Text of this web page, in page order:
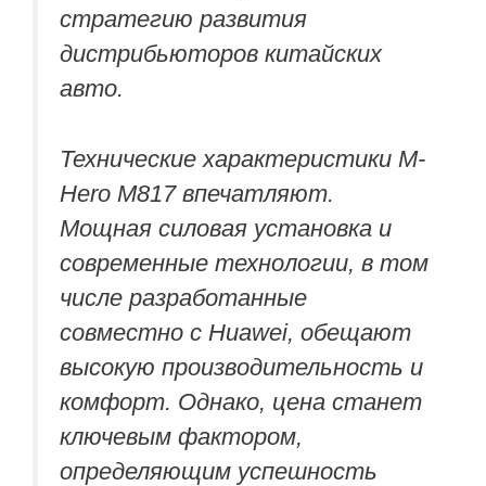
стратегию развития
дистрибьюторов китайских
авто.
Технические характеристики M-
Hero M817 впечатляют.
Мощная силовая установка и
современные технологии, в том
числе разработанные
совместно с Huawei, обещают
высокую производительность и
комфорт. Однако, цена станет
ключевым фактором,
определяющим успешность